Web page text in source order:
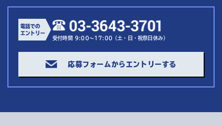
電話での
エントリー
受付時間 9:00～17:00（土・日・祝祭日休み）
応募フォームからエントリーする